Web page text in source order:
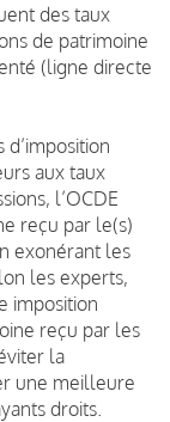
des taux
de patrimoine
(ligne directe
aux taux
l’OCDE
reçu par le(s)
exonérant les
les experts,
imposition
reçu par les
la
une meilleure
droits.